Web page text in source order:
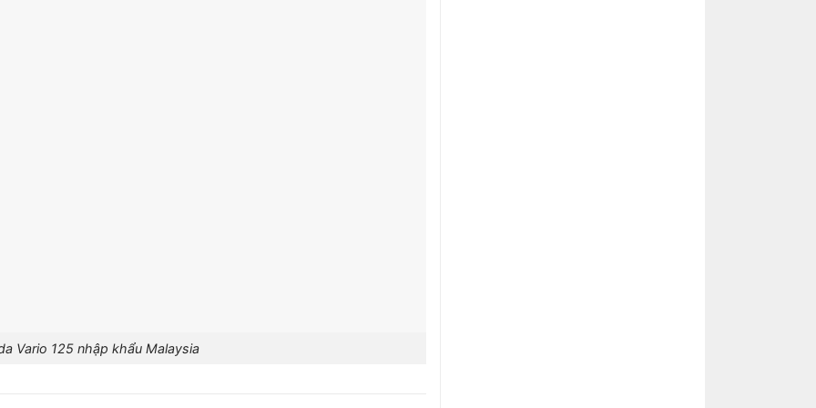
Vario 125 nhập khẩu Malaysia